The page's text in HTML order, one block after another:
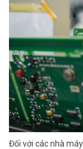
Đối với các nhà